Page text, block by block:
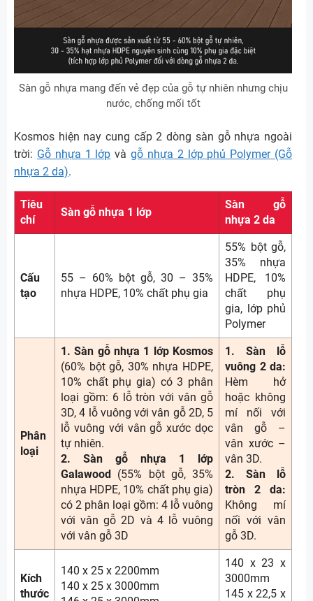
Sàn gỗ nhựa mang đến vẻ đẹp của gỗ tự nhiên nhưng chịu
nước, chống mối tốt
Kosmos hiện nay cung cấp 2 dòng sàn gỗ nhựa ngoài
trời: Gỗ nhựa 1 lớp vàgỗ nhựa 2 lớp phủ Polymer (Gỗ
nhựa 2 da).
Tiêu
chí
Sàn gỗ nhựa 1 lớp
Sàn gỗ
nhựa 2 da
Cấu
tạo
55 – 60% bột gỗ, 30 – 35%
nhựa HDPE, 10% chất phụ gia
55% bột gỗ,
35% nhựa
HDPE, 10%
chất phụ
gia, lớp phủ
Polymer
Phân
loại
1. Sàn gỗ nhựa 1 lớp Kosmos
(60% bột gỗ, 30% nhựa HDPE,
10% chất phụ gia) có 3 phân
loại gồm: 6 lỗ tròn với vân gỗ
3D, 4 lỗ vuông với vân gỗ 2D, 5
lỗ vuông với vân gỗ xước dọc
tự nhiên.
2. Sàn gỗ nhựa 1 lớp
Galawood (55% bột gỗ, 35%
nhựa HDPE, 10% chất phụ gia)
có 2 phân loại gồm: 4 lỗ vuông
với vân gỗ 2D và 4 lỗ vuông
với vân gỗ 3D
1. Sàn lỗ
vuông 2 da:
Hèm hở
hoặc không
mí nối với
vân gỗ –
vân xước –
vân 3D.
2. Sàn lỗ
tròn 2 da:
Không mí
nối với vân
gỗ 3D.
Kích
thước
140 x 25 x 2200mm
140 x 25 x 3000mm
140 x 23 x
3000mm
145 x 22,5 x